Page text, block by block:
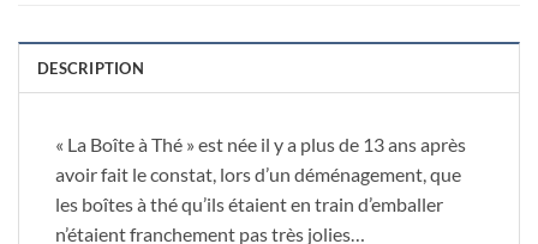
DESCRIPTION
« La Boîte à Thé » est née il y a plus de 13 ans après
avoir fait le constat, lors d’un déménagement, que
les boîtes à thé qu’ils étaient en train d’emballer
n’étaient franchement pas très jolies…